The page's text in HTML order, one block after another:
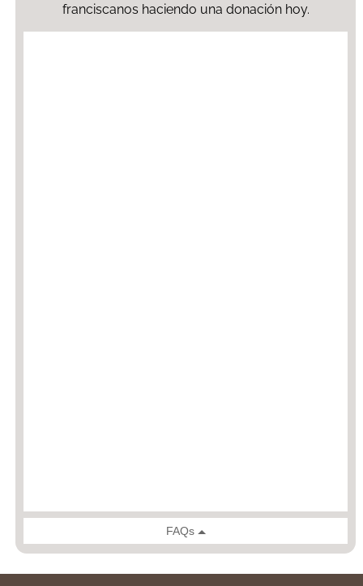
franciscanos haciendo una donación hoy.